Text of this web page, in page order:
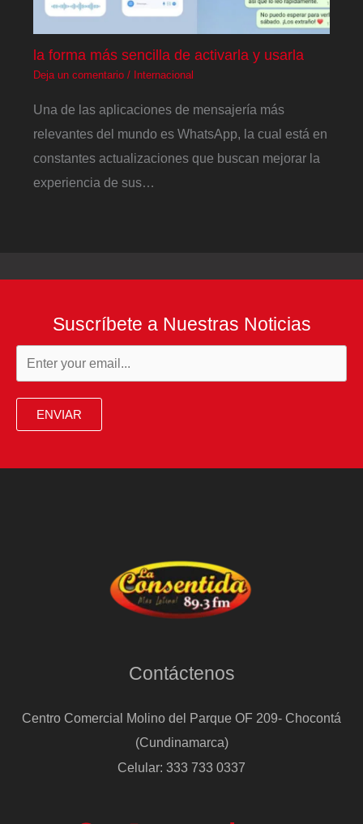
la forma más sencilla de activarla y usarla
Deja un comentario / Internacional
Una de las aplicaciones de mensajería más
relevantes del mundo es WhatsApp, la cual está en
constantes actualizaciones que buscan mejorar la
experiencia de sus…
Suscríbete a Nuestras Noticias
ENVIAR
Contáctenos
Centro Comercial Molino del Parque OF 209- Chocontá
(Cundinamarca)
Celular: 333 733 0337